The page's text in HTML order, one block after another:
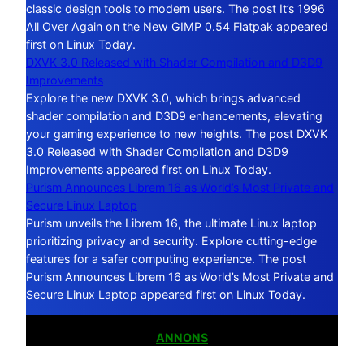
classic design tools to modern users. The post It’s 1996
All Over Again on the New GIMP 0.54 Flatpak appeared
first on Linux Today.
DXVK 3.0 Released with Shader Compilation and D3D9
Improvements
Explore the new DXVK 3.0, which brings advanced
shader compilation and D3D9 enhancements, elevating
your gaming experience to new heights. The post DXVK
3.0 Released with Shader Compilation and D3D9
Improvements appeared first on Linux Today.
Purism Announces Librem 16 as World’s Most Private and
Secure Linux Laptop
Purism unveils the Librem 16, the ultimate Linux laptop
prioritizing privacy and security. Explore cutting-edge
features for a safer computing experience. The post
Purism Announces Librem 16 as World’s Most Private and
Secure Linux Laptop appeared first on Linux Today.
ANNONS